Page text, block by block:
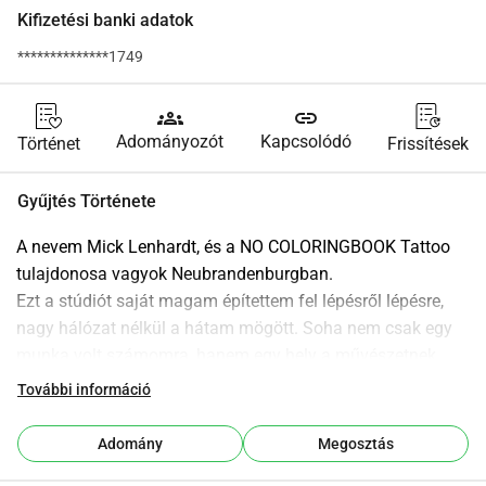
Kifizetési banki adatok
**************1749
Történet
groups
Adományozót
link
Kapcsolódó Frissítések
Gyűjtés Története
A nevem Mick Lenhardt, és a NO COLORINGBOOK Tattoo
tulajdonosa vagyok Neubrandenburgban.
Ezt a stúdiót saját magam építettem fel lépésről lépésre,
nagy hálózat nélkül a hátam mögött. Soha nem csak egy
identitásnak és valódi találkozásoknak.
Ebben az időszakban nem tudtam dolgozni. Az üzlet leállt,
a bevételek eltűntek miközben a költségek továbbra is
További információ
Adomány Megosztás